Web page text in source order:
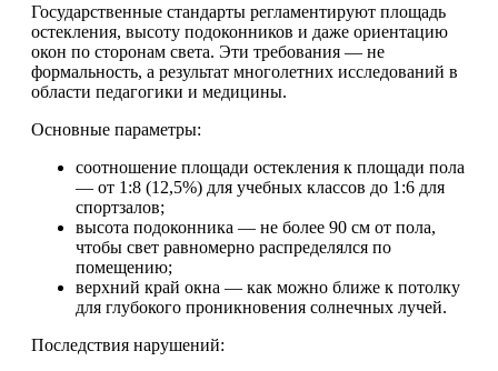
Государственные стандарты регламентируют площадь
остекления, высоту подоконников и даже ориентацию
окон по сторонам света. Эти требования — не
формальность, а результат многолетних исследований в
области педагогики и медицины.
Основные параметры:
соотношение площади остекления к площади пола
— от 1:8 (12,5%) для учебных классов до 1:6 для
спортзалов;
высота подоконника — не более 90 см от пола,
чтобы свет равномерно распределялся по
помещению;
верхний край окна — как можно ближе к потолку
для глубокого проникновения солнечных лучей.
Последствия нарушений: